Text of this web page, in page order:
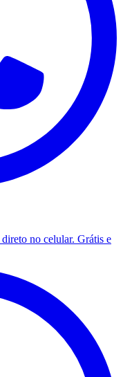
direto no celular. Grátis e